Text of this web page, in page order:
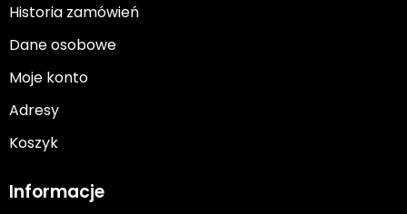
Historia zamówień
Dane osobowe
Moje konto
Adresy
Koszyk
Informacje